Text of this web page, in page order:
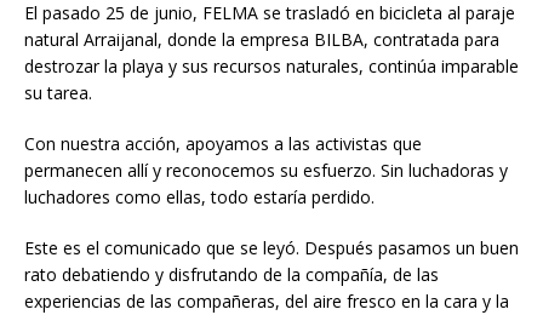
El pasado 25 de junio, FELMA se trasladó en bicicleta al paraje
natural Arraijanal, donde la empresa BILBA, contratada para
destrozar la playa y sus recursos naturales, continúa imparable
su tarea.
Con nuestra acción, apoyamos a las activistas que
permanecen allí y reconocemos su esfuerzo. Sin luchadoras y
luchadores como ellas, todo estaría perdido.
Este es el comunicado que se leyó. Después pasamos un buen
rato debatiendo y disfrutando de la compañía, de las
experiencias de las compañeras, del aire fresco en la cara y la